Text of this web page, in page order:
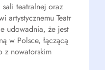
teatralnej oraz
artystycznemu Teatr
udowadnia, że jest
w Polsce, łączącą
z nowatorskim